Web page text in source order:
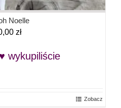
Noelle
zł
wykupiliście
Zobacz